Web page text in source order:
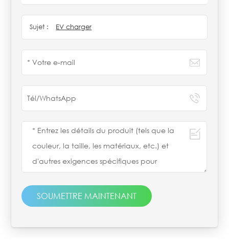
Sujet : EV charger
SOUMETTRE MAINTENANT